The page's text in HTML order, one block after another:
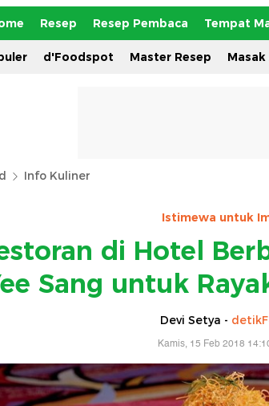
Resep Resep Pembaca Tempat
d'Foodspot Master Resep Masak
Info Kuliner
Istimewa untuk
di Hotel
Sang untuk
Devi Setya -
Kamis, 15 Feb 2018